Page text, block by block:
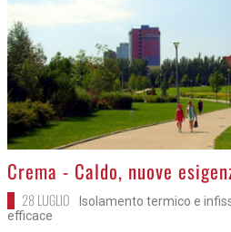
>
Crema - Caldo, nuove
28 LUGLIO
Isolamento termico e
efficace